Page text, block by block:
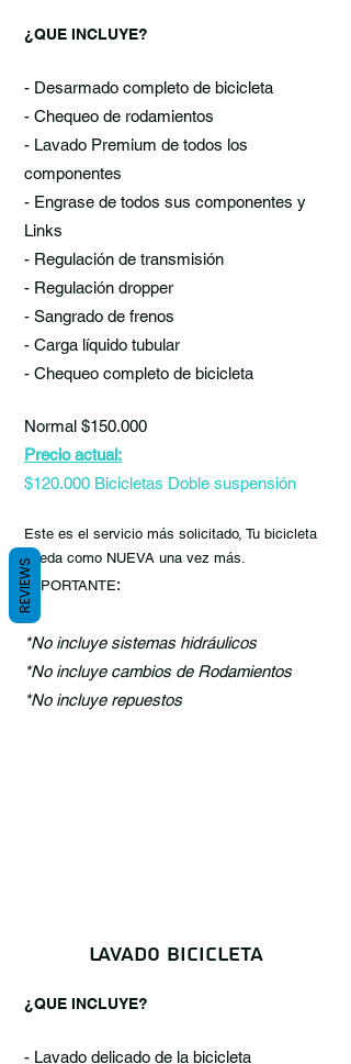
¿QUE INCLUYE?
- Desarmado completo de bicicleta
- Chequeo de rodamientos
- Lavado Premium de todos los
componentes
- Engrase de todos sus componentes y
Links
- Regulación de transmisión
- Regulación dropper
- Sangrado de frenos
- Carga líquido tubular
- Chequeo completo de bicicleta
Normal $150.000
Precio actual:
$120.000 Bicicletas Doble suspensión
Este es el servicio más solicitado, Tu bicicleta
queda como NUEVA una vez más.
IMPORTANTE:
*No incluye sistemas hidráulicos
*No incluye cambios de Rodamientos
*No incluye repuestos
LAVADO BICICLETA
¿QUE INCLUYE?
- Lavado delicado de la bicicleta
REVIEWS